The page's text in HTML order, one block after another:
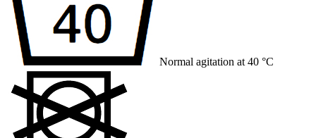
Normal agitation at 40 °C